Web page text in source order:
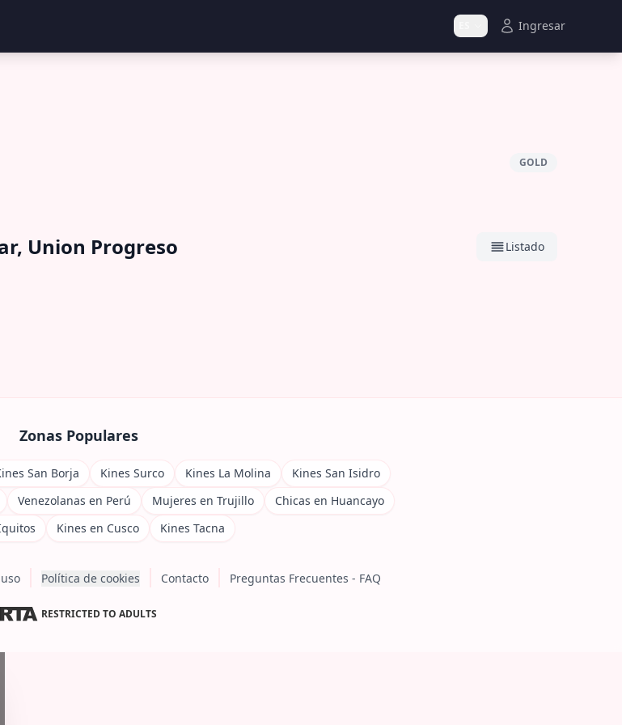
Ingresar
GOLD
Union Progreso Listado
Zonas Populares
San Borja Kines Surco Kines La Molina
Kines San Isidro
Venezolanas en Perú Mujeres en Trujillo
Chicas en Huancayo
Kines en Cusco Kines Tacna
Política de cookies Contacto Preguntas Frecuentes - FAQ
RESTRICTED TO ADULTS